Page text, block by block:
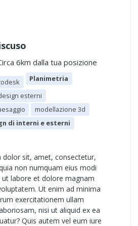
6km dalla tua posizione
Planimetria
esterni
modellazione 3d
di interni e esterni
dolor sit, amet, consectetur,
non numquam eius modi
labore et dolore magnam
Ut enim ad minima
exercitationem ullam
nisi ut aliquid ex ea
Quis autem vel eum iure